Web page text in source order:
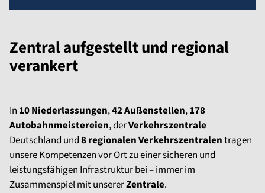
Zentral aufgestellt und regional
verankert
In 10 Niederlassungen,42 Außenstellen,178
Autobahnmeistereien, derVerkehrszentrale
Deutschland und8 regionalen Verkehrszentralentragen
unsere Kompetenzen vor Ort zu einer sicheren und
leistungsfähigen Infrastruktur bei – immer im
Zusammenspiel mit unsererZentrale.